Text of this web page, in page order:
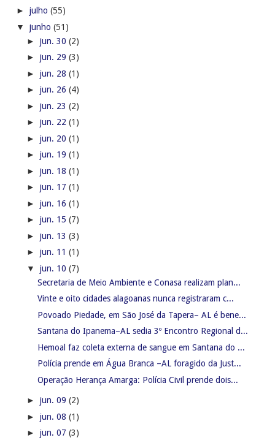
► julho (55)
▼ junho (51)
► jun. 30 (2)
► jun. 29 (3)
► jun. 28 (1)
► jun. 26 (4)
► jun. 23 (2)
► jun. 22 (1)
► jun. 20 (1)
► jun. 19 (1)
► jun. 18 (1)
► jun. 17 (1)
► jun. 16 (1)
► jun. 15 (7)
► jun. 13 (3)
► jun. 11 (1)
▼ jun. 10 (7)
Secretaria de Meio Ambiente e Conasa realizam plan...
Vinte e oito cidades alagoanas nunca registraram c...
Povoado Piedade, em São José da Tapera– AL é bene...
Santana do Ipanema–AL sedia 3º Encontro Regional d...
Hemoal faz coleta externa de sangue em Santana do ...
Polícia prende em Água Branca –AL foragido da Just...
Operação Herança Amarga: Polícia Civil prende dois...
► jun. 09 (2)
► jun. 08 (1)
► jun. 07 (3)